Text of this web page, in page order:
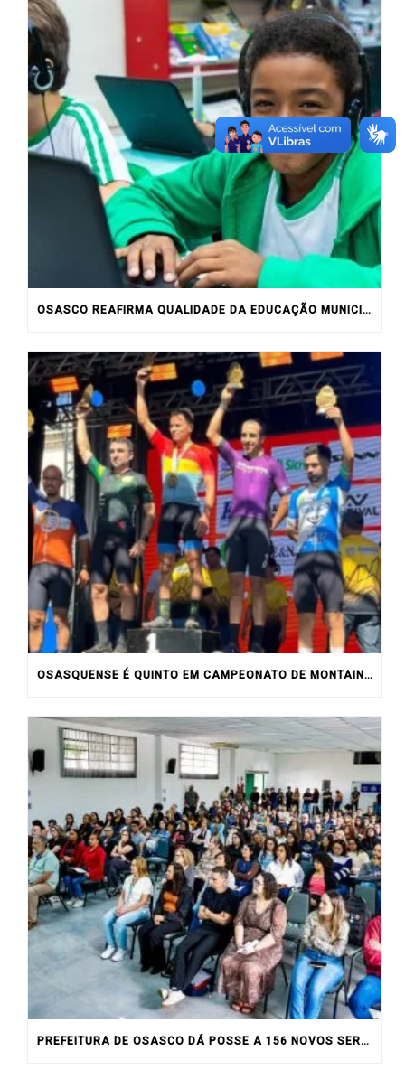
OSASCO REAFIRMA QUALIDADE DA EDUCAÇÃO MUNICIPAL COM RESULTADOS DO IDEB
OSASQUENSE É QUINTO EM CAMPEONATO DE MONTAIN BIKE NO INTERIOR DO ESTADO
PREFEITURA DE OSASCO DÁ POSSE A 156 NOVOS SERVIDORES